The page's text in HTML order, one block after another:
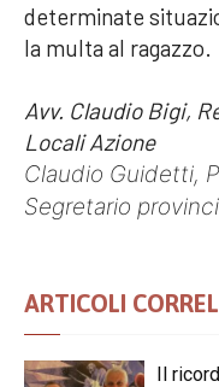
determinate
la multa al ragazzo.
Avv. Claudio Bigi,
Locali Azione
Claudio Guidetti,
Segretario
ARTICOLI
Il